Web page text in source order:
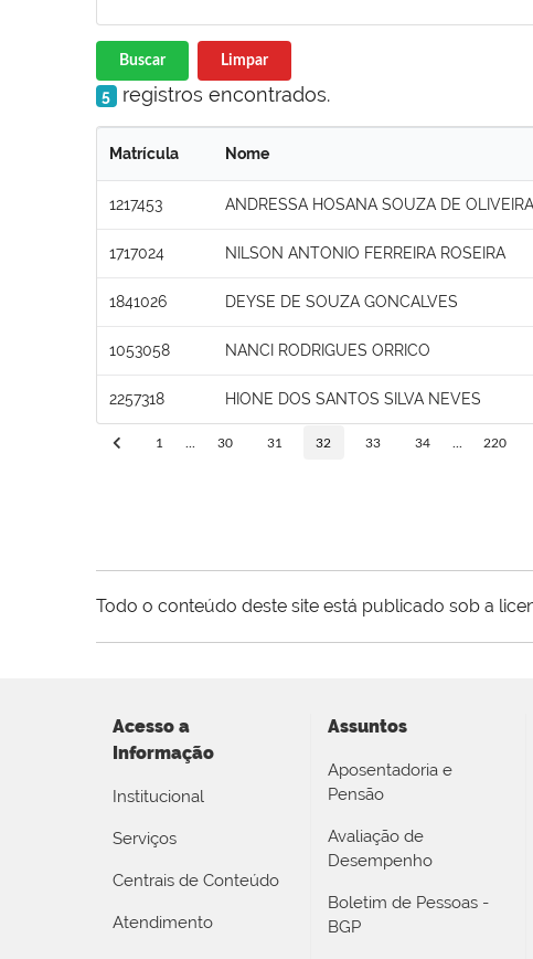
Buscar Limpar
5 registros encontrados.
Matrícula Nome
1217453 ANDRESSA HOSANA SOUZA DE OLIVEIRA
1717024 NILSON ANTONIO FERREIRA ROSEIRA
1841026 DEYSE DE SOUZA GONCALVES
1053058 NANCI RODRIGUES ORRICO
2257318 HIONE DOS SANTOS SILVA NEVES
1 30 31 32 33 34 220
Todo o conteúdo deste site está publicado sob a
Acesso a
Informação
Institucional
Serviços
Centrais de Conteúdo
Atendimento
Assuntos
Aposentadoria e
Pensão
Avaliação de
Desempenho
Boletim de Pessoas -
BGP